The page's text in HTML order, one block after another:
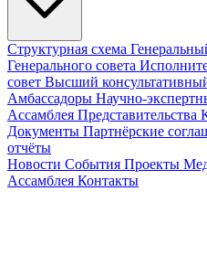
Структурная схема
Генерального совета
совет Высший
Амбассадоры Научно-
Ассамблея Представительства
Документы Партнёрские
отчёты
Новости События Проекты
Ассамблея Контакты